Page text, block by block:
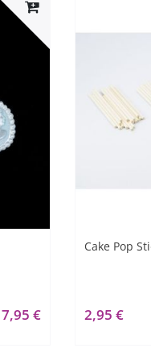
7,95 €
Cake Pop
2,95 €